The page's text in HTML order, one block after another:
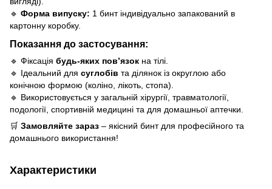
🔹 Форма випуску: 1 бинт індивідуально запакований в
картонну коробку.
Показання до застосування:
🔹 Фіксація будь-яких пов’язок на тілі.
🔹 Ідеальний для суглобів та ділянок із округлою або
конічною формою (коліно, лікоть, стопа).
🔹 Використовується у загальній хірургії, травматології,
подології, спортивній медицині та для домашньої аптечки.
🛒 Замовляйте зараз – якісний бинт для професійного та
домашнього використання!
Характеристики